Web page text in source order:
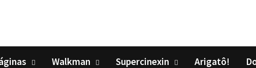
Walkman Supercinexin Arigatô!